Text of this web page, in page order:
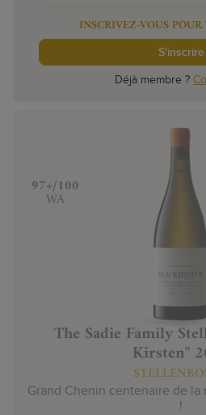
INSCRIVEZ-VOUS
S'inscrire
Déjà membre ?
‍97+/100
WA
The Sadie Family
Kirsten"
Grand Chenin centenaire de
!